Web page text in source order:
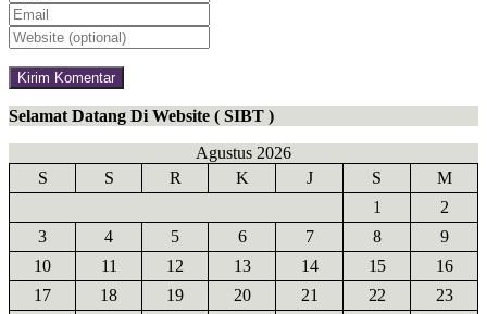
Selamat Datang Di Website ( SIBT )
Agustus 2026
S
S R K J S
M
1
2
3
4 5 6 7 8
9
10
11 12 13 14 15
16
17
18 19 20 21 22
23